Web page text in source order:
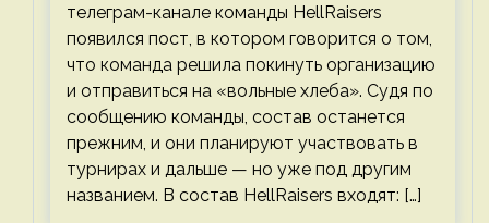
телеграм-канале команды HellRaisers
появился пост, в котором говорится о том,
что команда решила покинуть организацию
и отправиться на «вольные хлеба». Судя по
сообщению команды, состав останется
прежним, и они планируют участвовать в
турнирах и дальше — но уже под другим
названием. В состав HellRaisers входят: […]